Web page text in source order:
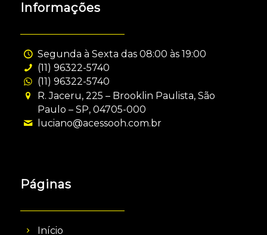
Informações
Segunda à Sexta das 08:00 às 19:00
(11) 96322-5740
(11) 96322-5740
R. Jaceru, 225 – Brooklin Paulista, São
Paulo – SP, 04705-000
luciano@acessooh.com.br
Páginas
Início